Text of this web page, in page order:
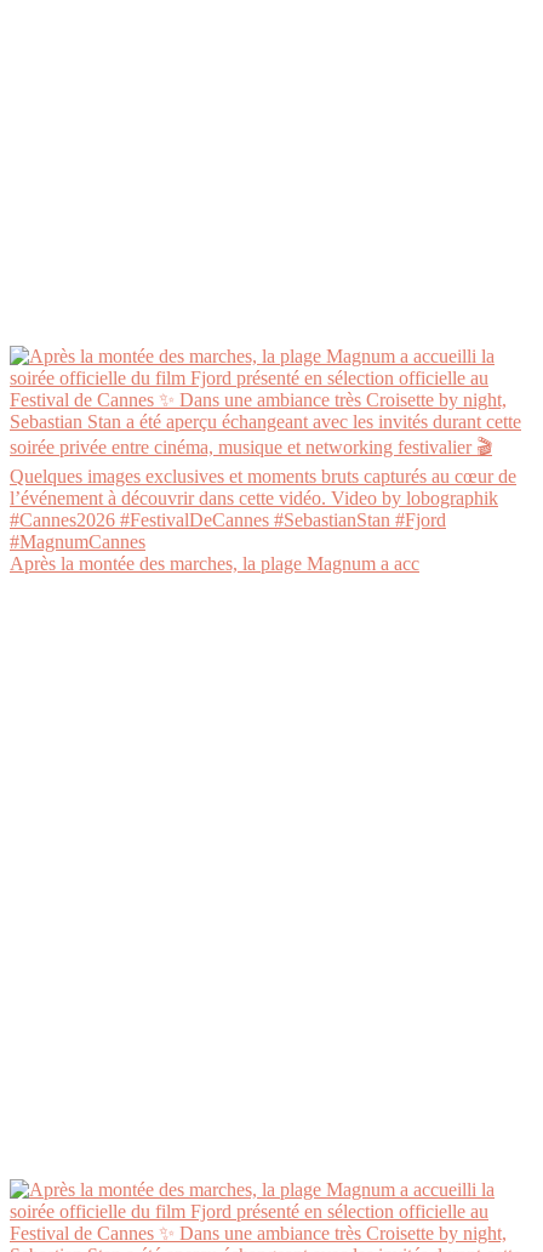
Après la montée des marches, la plage Magnum a acc